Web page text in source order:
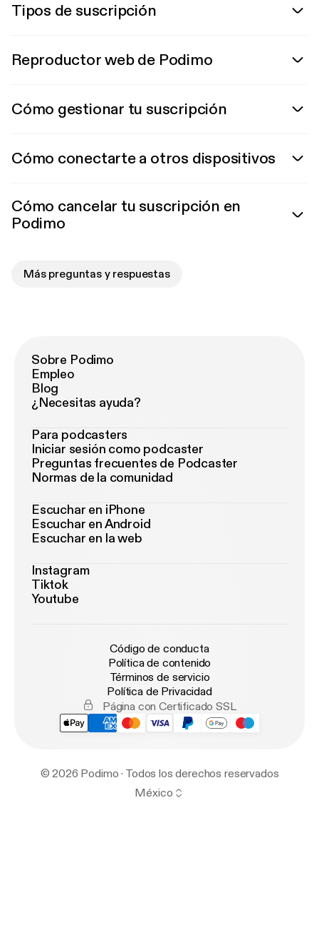
Tipos de suscripción
Reproductor web de Podimo
Cómo gestionar tu suscripción
Cómo conectarte a otros dispositivos
Cómo cancelar tu suscripción en
Podimo
Más preguntas y respuestas
Sobre Podimo
Empleo
Blog
¿Necesitas ayuda?
Para podcasters
Iniciar sesión como podcaster
Preguntas frecuentes de Podcaster
Normas de la comunidad
Escuchar en iPhone
Escuchar en Android
Escuchar en la web
Instagram
Tiktok
Youtube
Código de conducta
Política de contenido
Términos de servicio
Política de Privacidad
Página con Certificado SSL
© 2026 Podimo · Todos los derechos reservados
México